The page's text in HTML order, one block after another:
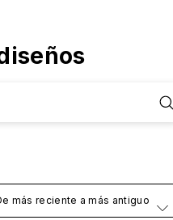
más reciente a más antiguo